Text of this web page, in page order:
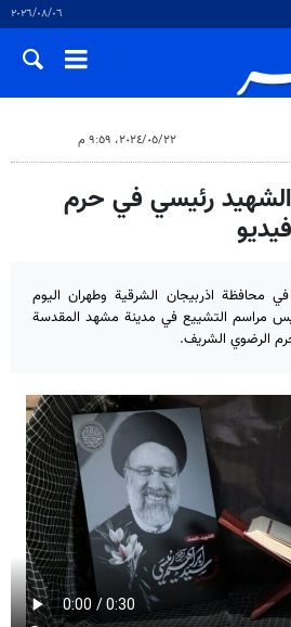
٠٦‏/٠٨‏/٢٠٢٦
٢٢‏/٠٥‏/٢٠٢٤، ٩:٥٩ م
رئيسي في حرم
محافظة اذربيجان الشرقية وطهران اليوم
مراسم التشييع في مدينة مشهد المقدسة
الرضوي الشريف.